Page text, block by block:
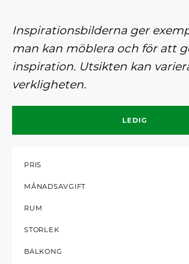
Inspirationsbilderna ger
man kan möblera och för att
inspiration. Utsikten kan
verkligheten.
LEDIG
PRIS
MÅNADSAVGIFT
RUM
STORLEK
BALKONG